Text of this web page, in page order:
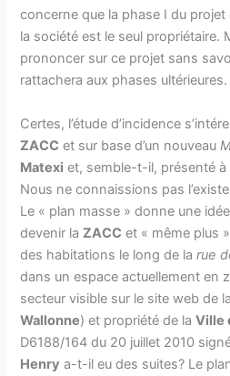
concerne que la phase I du
la société est le seul propriétaire.
prononcer sur ce projet sans
rattachera aux phases ultérieures.
Certes, l’étude d’incidence
ZACC et sur base d’un nouveau
Matexi et, semble-t-il, présenté à
Nous ne connaissions pas
Le « plan masse » donne une
devenir laZACC et « même plus
des habitations le long de larue
dans un espace actuellement en
secteur visible sur le site web de
Wallonne) et propriété de laVille
D6188/164 du 20 juillet 2010
Henry a-t-il eu des suites? Le